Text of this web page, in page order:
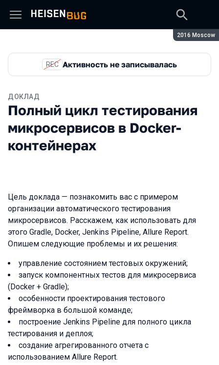
Сезон:
2016 Moscow
REC Активность не записывалась
ДОКЛАД
Полный цикл тестирования
микросервисов в Docker-
контейнерах
Цель доклада — познакомить вас с примером
организации автоматического тестирования
микросервисов. Расскажем, как использовать для
этого Gradle, Docker, Jenkins Pipeline, Allure Report.
Опишем следующие проблемы и их решения:
управление состоянием тестовых окружений;
запуск компонентных тестов для микросервиса
(Docker + Gradle);
особенности проектирования тестового
фреймворка в большой команде;
построение Jenkins Pipeline для полного цикла
тестирования и деплоя;
создание агрегированного отчета с
использованием Allure Report.